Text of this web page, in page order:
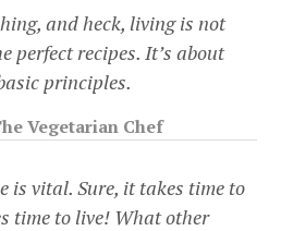
and heck, living is not
perfect recipes. It’s about
principles.
Vegetarian Chef
is vital. Sure, it takes time to
time to live! What other